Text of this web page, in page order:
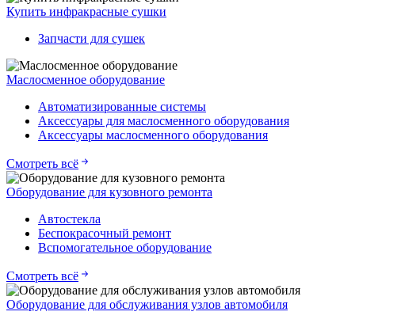
Купить инфракрасные сушки
Запчасти для сушек
Маслосменное оборудование
Автоматизированные системы
Аксессуары для маслосменного оборудования
Аксессуары маслосменного оборудования
Смотреть всё
Оборудование для кузовного ремонта
Автостекла
Беспокрасочный ремонт
Вспомогательное оборудование
Смотреть всё
Оборудование для обслуживания узлов автомобиля